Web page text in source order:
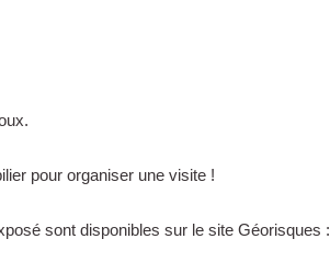
pour organiser une visite !
sont disponibles sur le site Géorisques :